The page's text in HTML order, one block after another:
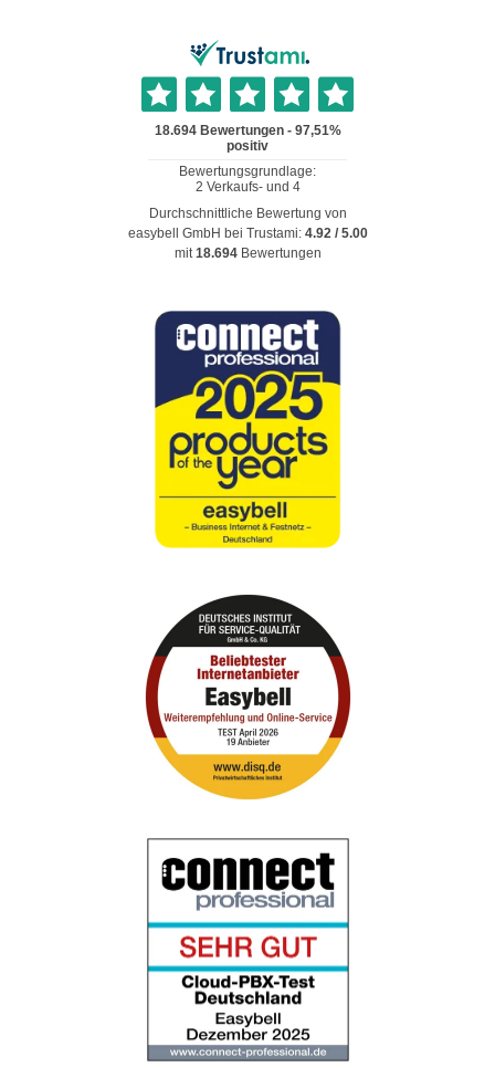
Durchschnittliche Bewertung von
easybell GmbH bei Trustami: 4.92/ 5.00
mit18.694 Bewertungen